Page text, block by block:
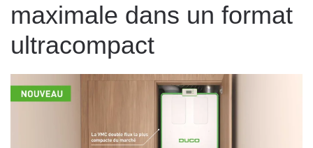
maximale dans un format
ultracompact